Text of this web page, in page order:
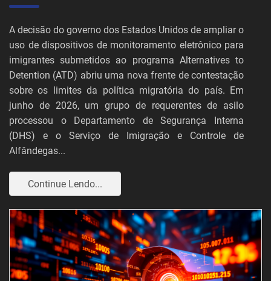
A decisão do governo dos Estados Unidos de ampliar o
uso de dispositivos de monitoramento eletrônico para
imigrantes submetidos ao programa Alternatives to
Detention (ATD) abriu uma nova frente de contestação
sobre os limites da política migratória do país. Em
junho de 2026, um grupo de requerentes de asilo
processou o Departamento de Segurança Interna
(DHS) e o Serviço de Imigração e Controle de
Alfândegas...
Continue Lendo...